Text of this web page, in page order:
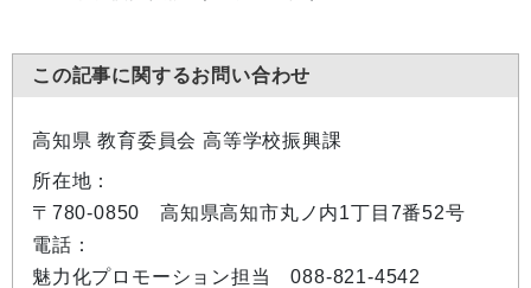
この記事に関するお問い合わせ
高知県 教育委員会 高等学校振興課
所在地：
〒780-0850 高知県高知市丸ノ内1丁目7番52号
電話：
魅力化プロモーション担当 088-821-4542